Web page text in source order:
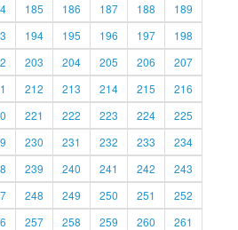
185 186 187 188
189
194 195 196 197
198
203 204 205 206
207
212 213 214 215
216
221 222 223 224
225
230 231 232 233
234
239 240 241 242
243
248 249 250 251
252
257 258 259 260
261